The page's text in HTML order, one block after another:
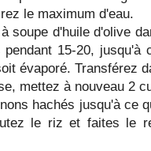
le maximum d'eau.
soupe d'huile d'olive
15-20, jusqu'à
évaporé. Transférez
mettez à nouveau 2
hachés jusqu'à ce
le riz et faites le